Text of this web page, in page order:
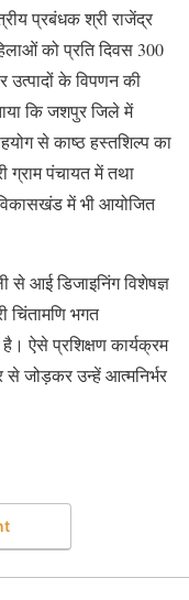
प्रबंधक श्री राजेंद्र
को प्रति दिवस 300
उत्पादों के विपणन की
कि जशपुर जिले में
से काष्ठ हस्तशिल्प का
ग्राम पंचायत में तथा
में भी आयोजित
से आई डिजाइनिंग विशेषज्ञ
चिंतामणि भगत
है। ऐसे प्रशिक्षण कार्यक्रम
से जोड़कर उन्हें आत्मनिर्भर